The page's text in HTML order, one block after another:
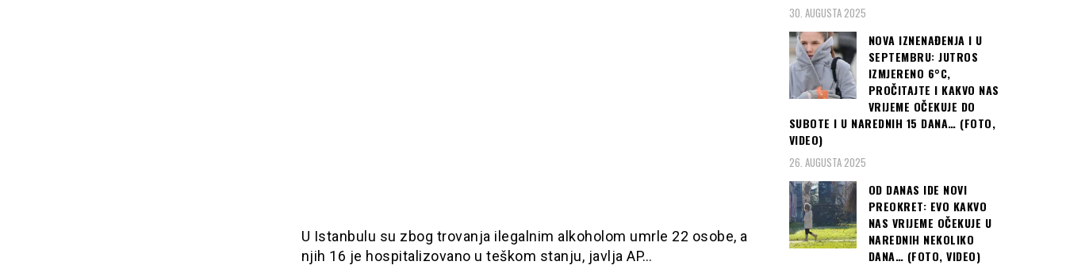
U Istanbulu su zbog trovanja ilegalnim alkoholom umrle 22 osobe, a
njih 16 je hospitalizovano u teškom stanju, javlja AP…
30. AUGUSTA 2025
NOVA IZNENAĐENJA I U
SEPTEMBRU: JUTROS
IZMJERENO 6°C,
PROČITAJTE I KAKVO NAS
VRIJEME OČEKUJE DO
SUBOTE I U NAREDNIH 15 DANA… (FOTO,
VIDEO)
26. AUGUSTA 2025
OD DANAS IDE NOVI
PREOKRET: EVO KAKVO
NAS VRIJEME OČEKUJE U
NAREDNIH NEKOLIKO
DANA… (FOTO, VIDEO)